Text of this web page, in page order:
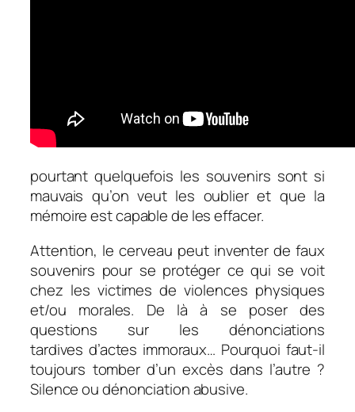
pourtant quelquefois les souvenirs sont si
mauvais qu’on veut les oublier et que la
mémoire est capable de les effacer.
Attention, le cerveau peut inventer de faux
souvenirs pour se protéger ce qui se voit
chez les victimes de violences physiques
et/ou morales. De là à se poser des
questions sur les dénonciations
tardives d’actes immoraux… Pourquoi faut-il
toujours tomber d’un excès dans l’autre ?
Silence ou dénonciation abusive.